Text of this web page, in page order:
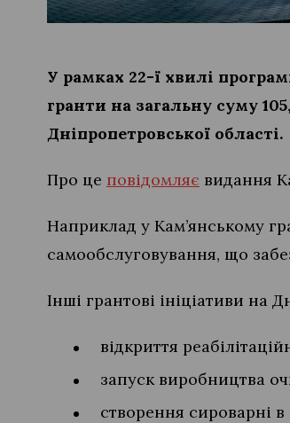
У рамках 22-ї хвилі
гранти на загальну суму
Дніпропетровської області.
Про це повідомляє видання
Наприклад у Кам’янському
самообслуговування, що
Інші грантові ініціативи на
відкриття
запуск виробництва
створення сироварні